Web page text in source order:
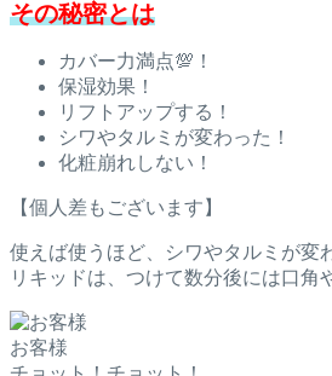
その秘密とは
カバー力満点💯！
保湿効果！
リフトアップする！
シワやタルミが変わった！
化粧崩れしない！
【個人差もございます】
使えば使うほど、シワやタルミが変
リキッドは、つけて数分後には口
お客様